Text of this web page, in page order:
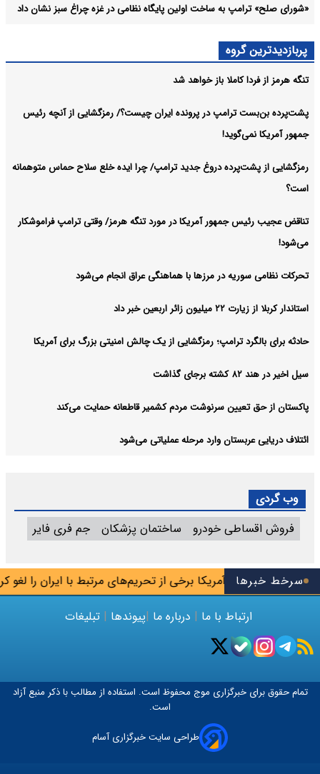
سرخط خبرهاآمریکا برخی از تحریم‌های مرتبط با ایران را لغو کرد
«شورای صلح» ترامپ به ساخت اولین پایگاه نظامی در غزه چراغ سبز نشان داد
پربازدیدترین گروه
تنگه هرمز از فردا کاملا باز خواهد شد
پشت‌پرده بن‌بست ترامپ در پرونده ایران چیست؟/ رمزگشایی از آنچه رئیس
جمهور آمریکا نمی‌گوید!
رمزگشایی از پشت‌پرده دروغ جدید ترامپ/ چرا ایده خلع سلاح حماس متوهمانه
است؟
تناقض عجیب رئیس جمهور آمریکا در مورد تنگه هرمز/ وقتی ترامپ فراموشکار
می‌شود!
تحرکات نظامی سوریه در مرزها با هماهنگی عراق انجام می‌شود
استاندار کربلا از زیارت ۲۲ میلیون زائر اربعین خبر داد
حادثه برای بالگرد ترامپ؛ رمزگشایی از یک چالش امنیتی بزرگ برای آمریکا
سیل اخیر در هند ۸۲ کشته برجای گذاشت
پاکستان از حق تعیین سرنوشت مردم کشمیر قاطعانه حمایت می‌کند
ائتلاف دریایی عربستان وارد مرحله عملیاتی می‌شود
وب گردی
فروش اقساطی خودرو
ساختمان پزشکان جم فری فایر
ارتباط با ما | درباره ما |پیوندها | تبلیغات
تمام حقوق برای خبرگزاری موج محفوظ است. استفاده از مطالب با ذکر منبع آزاد
است.
طراحی سایت خبرگزاری آسام